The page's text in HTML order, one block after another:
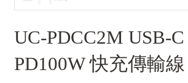
UC-PDCC2M USB-C
PD100W 快充傳輸